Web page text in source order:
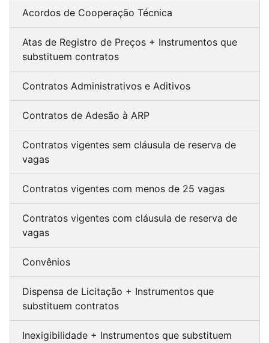
Acordos de Cooperação Técnica
Atas de Registro de Preços + Instrumentos que
substituem contratos
Contratos Administrativos e Aditivos
Contratos de Adesão à ARP
Contratos vigentes sem cláusula de reserva de
vagas
Contratos vigentes com menos de 25 vagas
Contratos vigentes com cláusula de reserva de
vagas
Convênios
Dispensa de Licitação + Instrumentos que
substituem contratos
Inexigibilidade + Instrumentos que substituem